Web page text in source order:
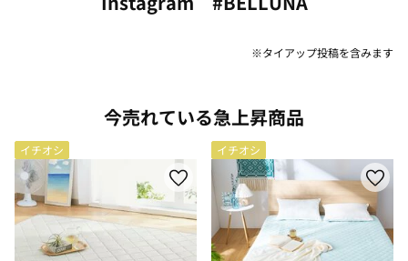
※タイアップ投稿を含みます
今売れている急上昇商品
イチオシ イチオシ